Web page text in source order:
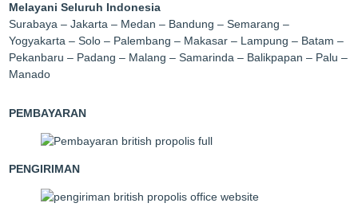
Melayani Seluruh Indonesia
Surabaya – Jakarta – Medan – Bandung – Semarang –
Yogyakarta – Solo – Palembang – Makasar – Lampung – Batam –
Pekanbaru – Padang – Malang – Samarinda – Balikpapan – Palu –
Manado
PEMBAYARAN
PENGIRIMAN